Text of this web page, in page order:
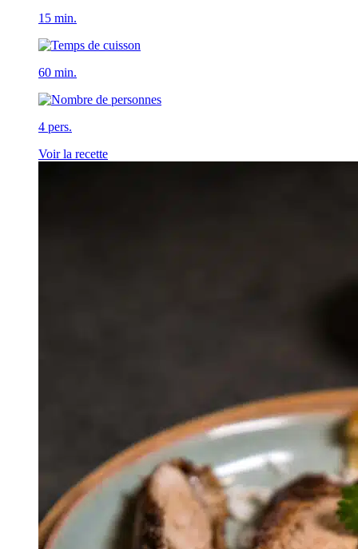
15 min.
60 min.
4 pers.
Voir la recette